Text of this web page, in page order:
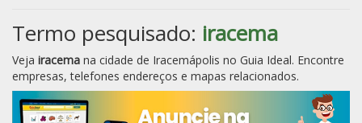
Termo pesquisado: iracema
Veja iracema na cidade de Iracemápolis no Guia Ideal. Encontre
empresas, telefones endereços e mapas relacionados.